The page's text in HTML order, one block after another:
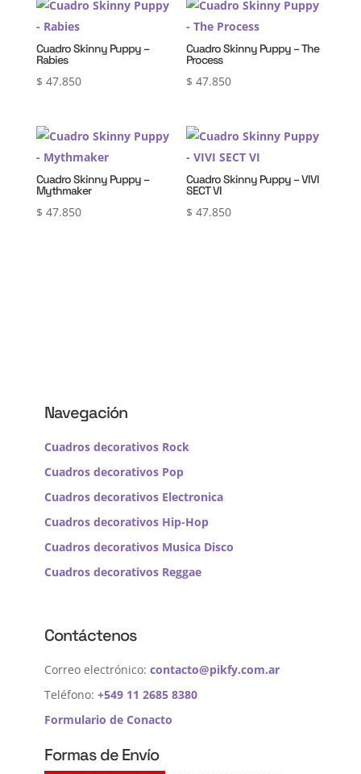
Cuadro Skinny Puppy –
Rabies
$ 47.850
Cuadro Skinny Puppy – The
Process
$ 47.850
Cuadro Skinny Puppy –
Mythmaker
$ 47.850
Cuadro Skinny Puppy – VIVI
SECT VI
$ 47.850
Navegación
Cuadros decorativos Rock
Cuadros decorativos Pop
Cuadros decorativos Electronica
Cuadros decorativos Hip-Hop
Cuadros decorativos Musica Disco
Cuadros decorativos Reggae
Contáctenos
Correo electrónico: contacto@pikfy.com.ar
Teléfono: +549 11 2685 8380
Formulario de Conacto
Formas de Envío